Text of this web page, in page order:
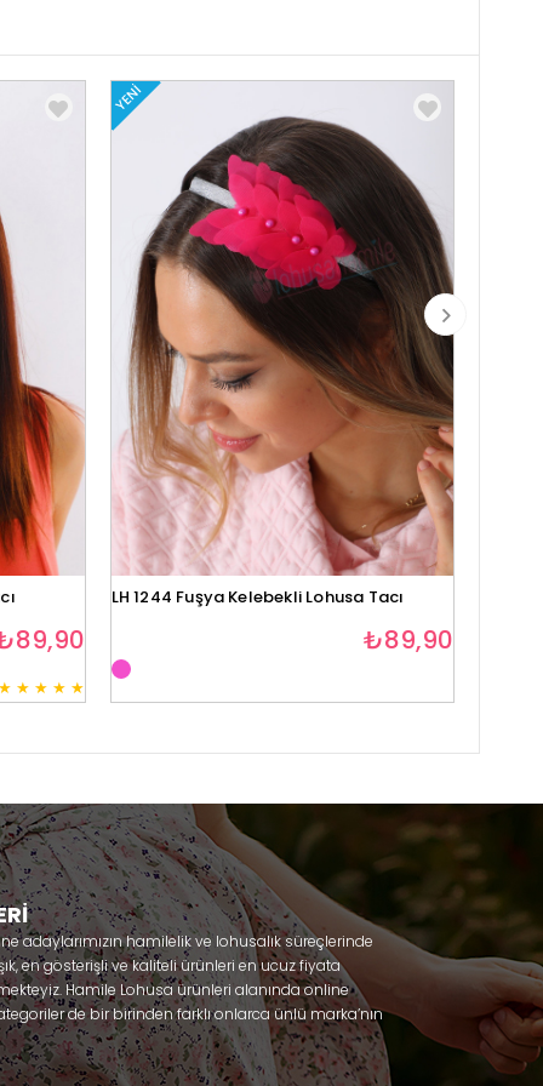
★ ★ ★ ★ ★
YENI
LH 1244 Fuşya Kelebekli Lohusa Tacı
₺89,90
adaylarımızın hamilelik ve lohusalık süreçlerinde
en gösterişli ve kaliteli ürünleri en ucuz fiyata
Hamile Lohusa ürünleri alanında online
de bir birinden farklı onlarca ünlü marka’nın
Hem hamilelik öncesi hem doğum sonrası
döneminizi huzur içinde geçirmenize yardımcı